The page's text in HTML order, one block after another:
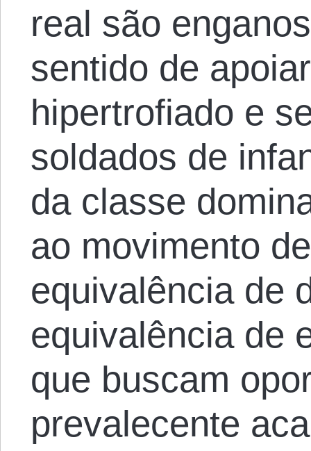
real são
sentido de
hipertrofiado e
soldados de
da classe
ao movimento
equivalência de
equivalência de
que buscam
prevalecente